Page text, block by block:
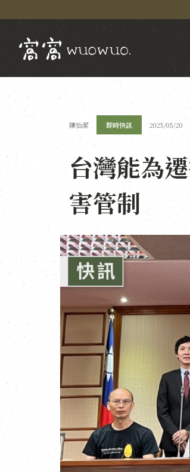
陳怡潔 即時快訊 2025/05/20
台灣能為
害管制